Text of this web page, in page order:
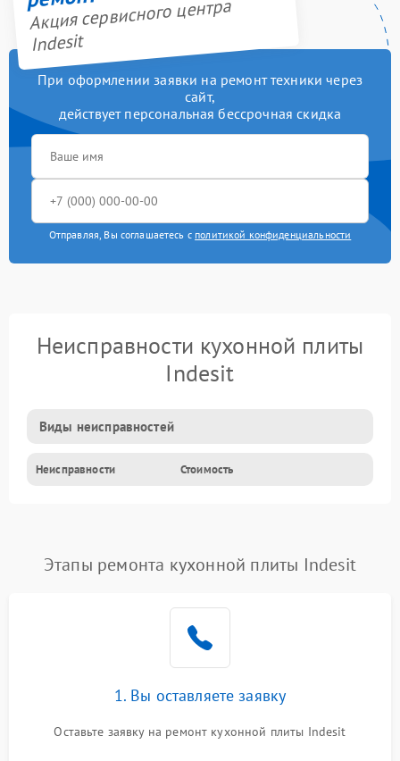
Акция сервисного центра
Indesit
При оформлении заявки на ремонт техники через
сайт,
действует персональная бессрочная скидка
Отправляя, Вы соглашаетесь с политикой конфиденциальности
Неисправности кухонной плиты
Indesit
Виды неисправностей
Неисправности Стоимость
Этапы ремонта кухонной плиты Indesit
1. Вы оставляете заявку
Оставьте заявку на ремонт кухонной плиты Indesit